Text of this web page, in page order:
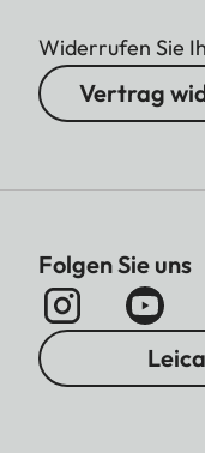
Widerrufen Sie
Vertrag
Folgen Sie uns